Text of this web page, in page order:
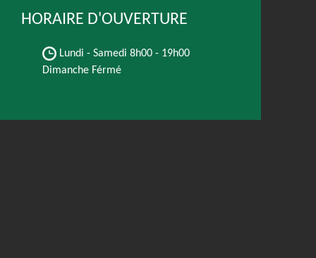
HORAIRE D'OUVERTURE
Lundi - Samedi 8h00 - 19h00
Dimanche Férmé